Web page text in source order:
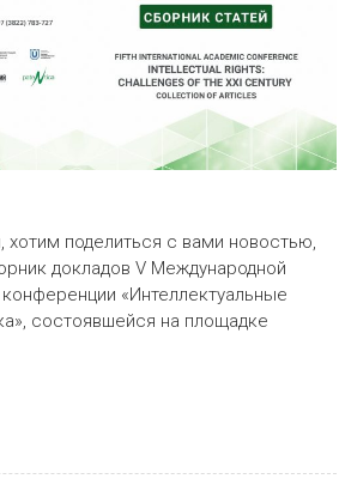
хотим поделиться с вами новостью,
докладов V Международной
«Интеллектуальные
состоявшейся на площадке